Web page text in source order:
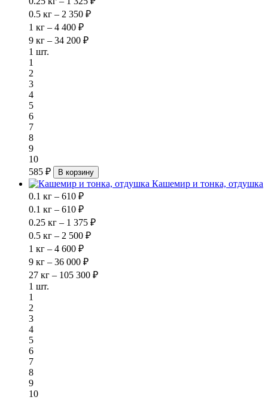
0.5 кг – 2 350 ₽
1 кг – 4 400 ₽
9 кг – 34 200 ₽
1 шт.
1
2
3
4
5
6
7
8
9
10
585 ₽
В корзину
Кашемир и тонка, отдушка
0.1 кг – 610 ₽
0.1 кг – 610 ₽
0.25 кг – 1 375 ₽
0.5 кг – 2 500 ₽
1 кг – 4 600 ₽
9 кг – 36 000 ₽
27 кг – 105 300 ₽
1 шт.
1
2
3
4
5
6
7
8
9
10